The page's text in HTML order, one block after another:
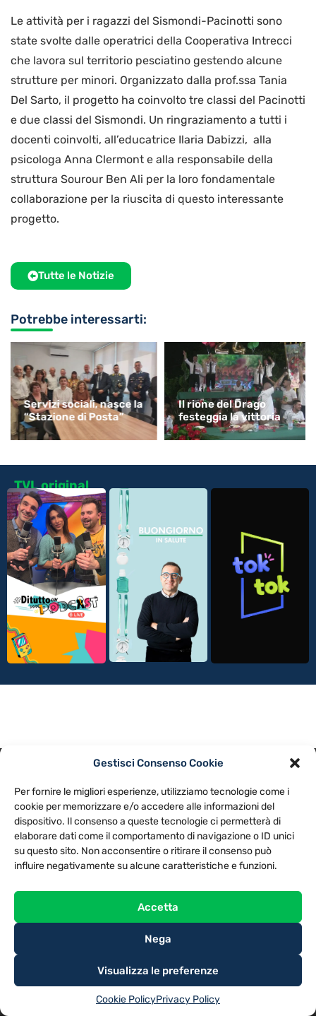
Gestisci Consenso Cookie
Per fornire le migliori esperienze, utilizziamo tecnologie come i
cookie per memorizzare e/o accedere alle informazioni del
dispositivo. Il consenso a queste tecnologie ci permetterà di
elaborare dati come il comportamento di navigazione o ID unici
su questo sito. Non acconsentire o ritirare il consenso può
influire negativamente su alcune caratteristiche e funzioni.
Accetta
Nega
Visualizza le preferenze
Cookie PolicyPrivacy Policy
Le attività per i ragazzi del Sismondi-Pacinotti sono
state svolte dalle operatrici della Cooperativa Intrecci
che lavora sul territorio pesciatino gestendo alcune
strutture per minori. Organizzato dalla prof.ssa Tania
Del Sarto, il progetto ha coinvolto tre classi del Pacinotti
e due classi del Sismondi. Un ringraziamento a tutti i
docenti coinvolti, all’educatrice Ilaria Dabizzi, alla
psicologa Anna Clermont e alla responsabile della
struttura Sourour Ben Ali per la loro fondamentale
collaborazione per la riuscita di questo interessante
progetto.
Tutte le Notizie
Potrebbe interessarti:
Servizi sociali, nasce la
“Stazione di Posta”
Il rione del Drago
festeggia la vittoria
TVL original
NOTE LEGALI
CONTATTACI PREFERENZE
TV LIBERA S.P.A.
Via Monteleonese 95/21 – 51100 Pistoia (PT)
Tel. 0573.9136 / Fax 0573.913615